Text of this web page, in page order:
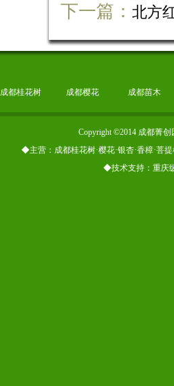
下一篇： 北方
成都桂花树 成都樱花 成都苗木
Copyright ©2014 成都菁
◆主营：成都桂花树·樱花·银杏·香樟·菩
◆技术支持：重庆